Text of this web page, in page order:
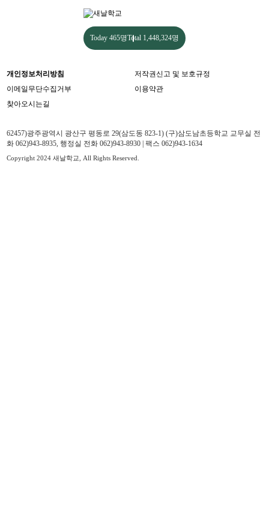
Today 465명Total 1,448,324명
개인정보처리방침
저작권신고 및 보호규정
이메일무단수집거부
이용약관
찾아오시는길
62457)광주광역시 광산구 평동로 29(삼도동 823-1) (구)삼도남초등학교 교무실 전
화 062)943-8935, 행정실 전화 062)943-8930 | 팩스 062)943-1634
Copyright 2024 새날학교, All Rights Reserved.